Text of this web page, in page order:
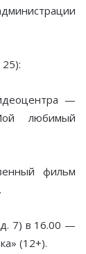
25):
—
любимый
фильм
д. 7) в 16.00 —
(12+).